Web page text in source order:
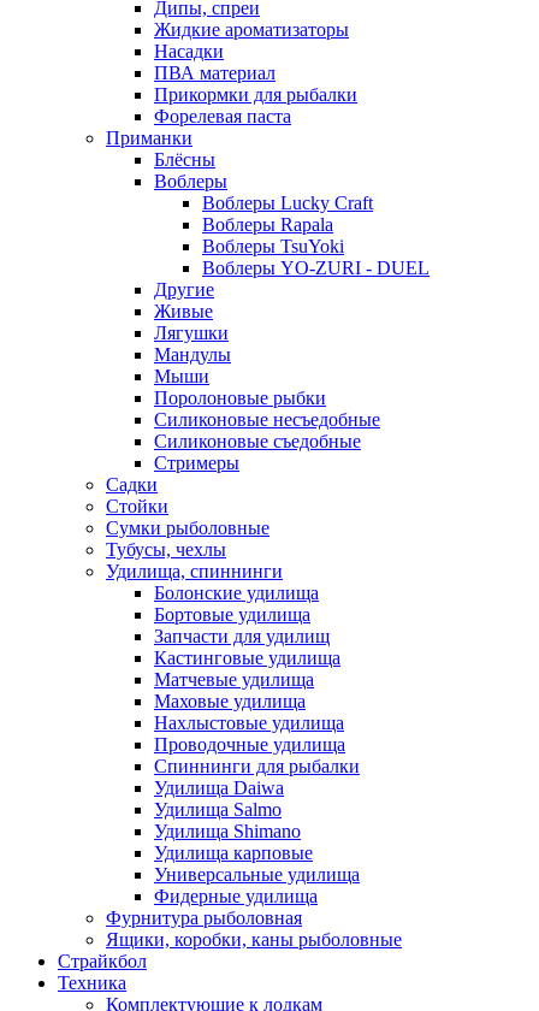
Дипы, спреи
Жидкие ароматизаторы
Насадки
ПВА материал
Прикормки для рыбалки
Форелевая паста
Приманки
Блёсны
Воблеры
Воблеры Lucky Craft
Воблеры Rapala
Воблеры TsuYoki
Воблеры YO-ZURI - DUEL
Другие
Живые
Лягушки
Мандулы
Мыши
Поролоновые рыбки
Силиконовые несъедобные
Силиконовые съедобные
Стримеры
Садки
Стойки
Сумки рыболовные
Тубусы, чехлы
Удилища, спиннинги
Болонские удилища
Бортовые удилища
Запчасти для удилищ
Кастинговые удилища
Матчевые удилища
Маховые удилища
Нахлыстовые удилища
Проводочные удилища
Спиннинги для рыбалки
Удилища Daiwa
Удилища Salmo
Удилища Shimano
Удилища карповые
Универсальные удилища
Фидерные удилища
Фурнитура рыболовная
Ящики, коробки, каны рыболовные
Страйкбол
Техника
Комплектующие к лодкам